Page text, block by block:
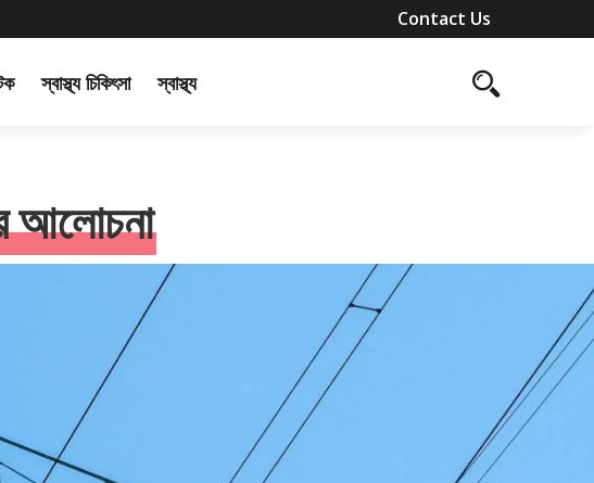
Contact Us
স্বাস্থ্য চিকিৎসা স্বাস্থ্য
আলোচনা